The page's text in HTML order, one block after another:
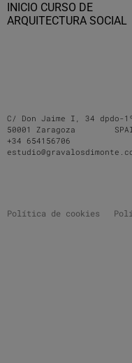
INICIO CURSO DE
ARQUITECTURA SOCIAL
C/ Don Jaime I, 34 dpdo-
50001 Zaragoza
+34 654156706
Política de cookies